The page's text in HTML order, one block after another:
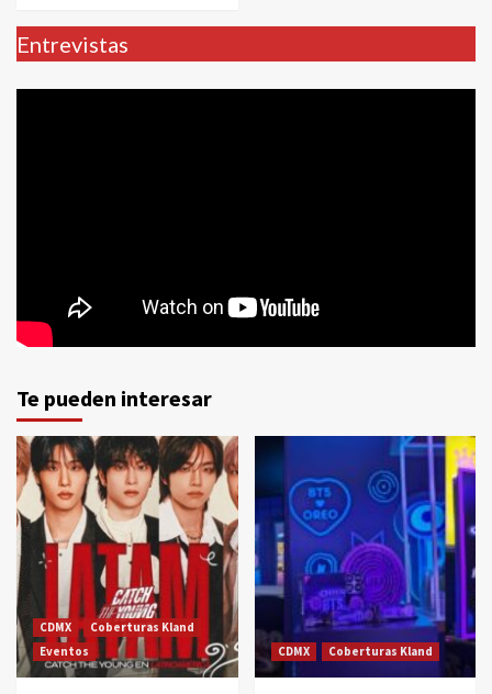
Entrevistas
Te pueden interesar
CDMX
Coberturas Kland
Eventos
CDMX Coberturas Kland